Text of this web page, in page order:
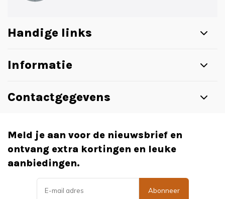
Handige links
Informatie
Contactgegevens
Meld je aan voor de nieuwsbrief en
ontvang extra kortingen en leuke
aanbiedingen.
Abonneer